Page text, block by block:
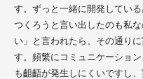
す。ずっと一緒に開発してい
つくろうと言い出したのも私
い」と言われたら、その通り
す。頻繁にコミュニケーショ
も齟齬が発生しにくいですし